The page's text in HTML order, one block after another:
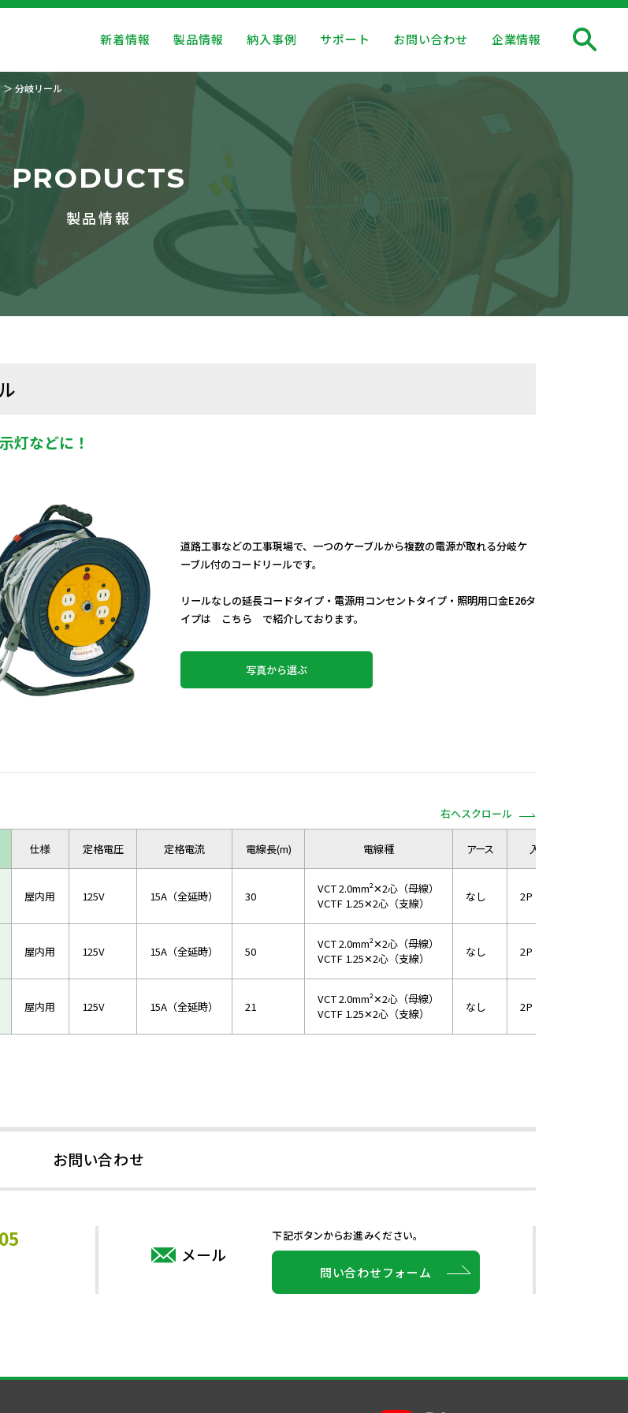
新着情報 製品情報 納入事例 サポート お問い合わせ 企業情報
分岐リール
PRODUCTS
製品情報
灯などに！
道路工事などの工事現場で、一つのケーブルから複数の電源が取れる分岐ケ
ーブル付のコードリールです。
リールなしの延長コードタイプ・電源用コンセントタイプ・照明用口金E26タ
イプは
こちら で紹介しております。
写真から選ぶ
右へスクロール
仕様 定格電圧 定格電流 電線長(m) 電線種 アース 入力プラグ
屋内用 125V 15A（全延時） 30
VCT 2.0mm²✕2心（母線）
VCTF 1.25✕2心（支線）
なし 2P 防水プラグ
屋内用 125V 15A（全延時） 50
VCT 2.0mm²✕2心（母線）
VCTF 1.25✕2心（支線）
なし 2P 防水プラグ
屋内用 125V 15A（全延時） 21
VCT 2.0mm²✕2心（母線）
VCTF 1.25✕2心（支線）
なし 2P 防水プラグ
お問い合わせ
メール
下記ボタンからお進みください。
問い合わせフォーム